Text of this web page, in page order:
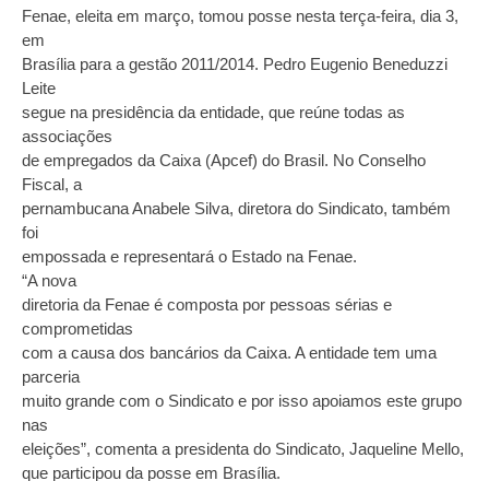
Fenae, eleita em março, tomou posse nesta terça-feira, dia 3,
em
Brasília para a gestão 2011/2014. Pedro Eugenio Beneduzzi
Leite
segue na presidência da entidade, que reúne todas as
associações
de empregados da Caixa (Apcef) do Brasil. No Conselho
Fiscal, a
pernambucana Anabele Silva, diretora do Sindicato, também
foi
empossada e representará o Estado na Fenae.
“A nova
diretoria da Fenae é composta por pessoas sérias e
comprometidas
com a causa dos bancários da Caixa. A entidade tem uma
parceria
muito grande com o Sindicato e por isso apoiamos este grupo
nas
eleições”, comenta a presidenta do Sindicato, Jaqueline Mello,
que participou da posse em Brasília.